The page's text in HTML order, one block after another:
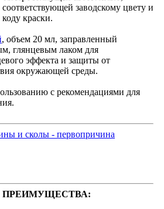
соответствующей заводскому цвету и
коду краски.
, объем 20 мл, заправленный
глянцевым лаком для
эффекта и защиты от
окружающей среды.
с рекомендациями для
и сколы - первопричина
ПРЕИМУЩЕСТВА: